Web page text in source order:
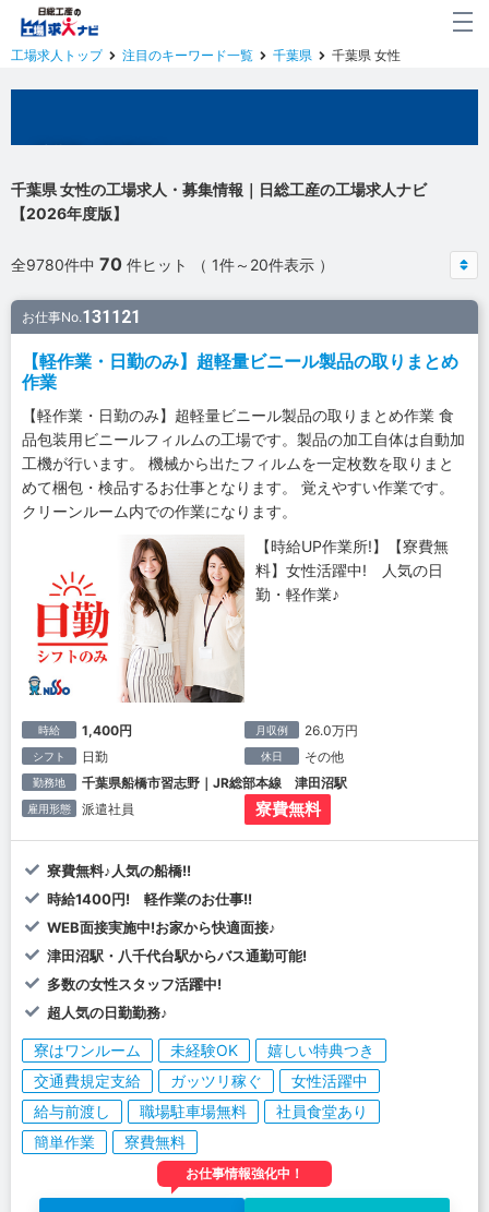
工場求人トップ 注目のキーワード一覧 千葉県 千葉県 女性
千葉県 女性の工場求人・募集情報｜日総工産の工場求人ナビ
【2026年度版】
全9780件中 70 件ヒット （ 1件～20件表示 ）
お仕事No.131121
【軽作業・日勤のみ】超軽量ビニール製品の取りまとめ
作業
【軽作業・日勤のみ】超軽量ビニール製品の取りまとめ作業 食
品包装用ビニールフィルムの工場です。製品の加工自体は自動加
工機が行います。 機械から出たフィルムを一定枚数を取りまと
めて梱包・検品するお仕事となります。 覚えやすい作業です。
クリーンルーム内での作業になります。
【時給UP作業所!】【寮費無
料】女性活躍中! 人気の日
勤・軽作業♪
時給 1,400円 月収例 26.0万円
シフト 日勤 休日 その他
勤務地 千葉県船橋市習志野｜JR総部本線 津田沼駅
雇用形態 派遣社員 寮費無料
寮費無料♪人気の船橋!!
時給1400円! 軽作業のお仕事!!
WEB面接実施中!お家から快適面接♪
津田沼駅・八千代台駅からバス通勤可能!
多数の女性スタッフ活躍中!
超人気の日勤勤務♪
寮はワンルーム 未経験OK
嬉しい特典つき
交通費規定支給
ガッツリ稼ぐ
女性活躍中
給与前渡し
職場駐車場無料
社員食堂あり
簡単作業
寮費無料
お仕事情報強化中！